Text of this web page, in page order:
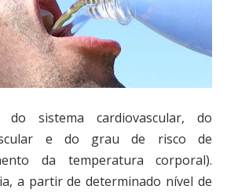
sistema cardiovascular, do
e do grau de risco de
da temperatura corporal).
a partir de determinado nível de